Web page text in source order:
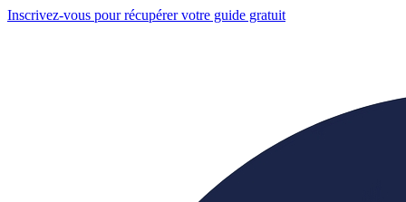
Inscrivez-vous pour récupérer votre guide gratuit